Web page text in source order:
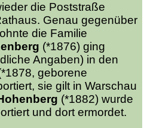
die Poststraße
Genau gegenüber
die Familie
(*1876) ging
Angaben) in den
geborene
sie gilt in Warschau
(*1882) wurde
und dort ermordet.